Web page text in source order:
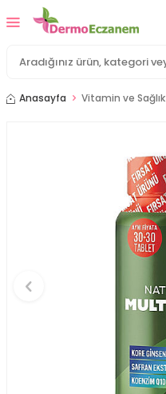
Anasayfa Vitamin ve Sağlık